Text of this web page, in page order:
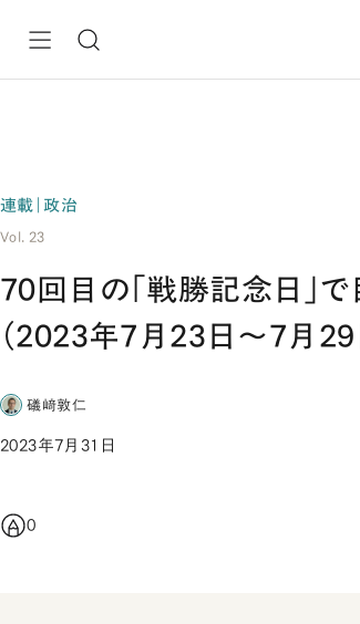
連載｜政治
Vol. 23
70回目の「戦勝記念日」
（2023年7月23日～7月29
礒﨑敦仁
2023年7月31日
0